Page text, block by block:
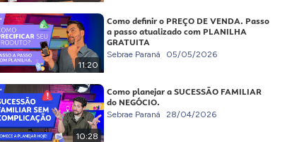
11:20
Como definir o PREÇO DE VENDA. Passo
a passo atualizado com PLANILHA
GRATUITA
Sebrae Paraná 05/05/2026
10:28
Como planejar a SUCESSÃO FAMILIAR
do NEGÓCIO.
Sebrae Paraná 28/04/2026